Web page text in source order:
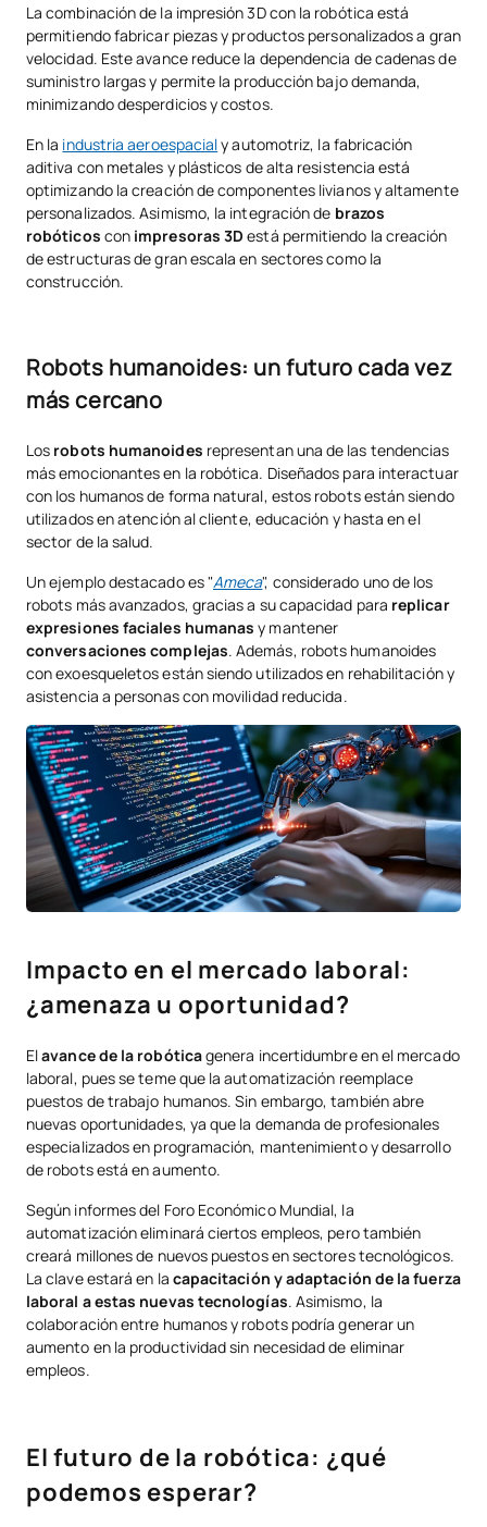
La combinación de la impresión 3D con la robótica está
permitiendo fabricar piezas y productos personalizados a gran
velocidad. Este avance reduce la dependencia de cadenas de
suministro largas y permite la producción bajo demanda,
minimizando desperdicios y costos.
En la industria aeroespacialy automotriz, la fabricación
aditiva con metales y plásticos de alta resistencia está
optimizando la creación de componentes livianos y altamente
personalizados. Asimismo, la integración de brazos
robóticos con impresoras 3D está permitiendo la creación
de estructuras de gran escala en sectores como la
construcción.
Robots humanoides: un futuro cada vez
más cercano
Los robots humanoides representan una de las tendencias
más emocionantes en la robótica. Diseñados para interactuar
con los humanos de forma natural, estos robots están siendo
utilizados en atención al cliente, educación y hasta en el
sector de la salud.
Un ejemplo destacado es "Ameca", considerado uno de los
robots más avanzados, gracias a su capacidad para replicar
expresiones faciales humanas y mantener
conversaciones complejas. Además, robots humanoides
con exoesqueletos están siendo utilizados en rehabilitación y
asistencia a personas con movilidad reducida.
Impacto en el mercado laboral:
¿amenaza u oportunidad?
Elavance de la robóticagenera incertidumbre en el mercado
laboral, pues se teme que la automatización reemplace
puestos de trabajo humanos. Sin embargo, también abre
nuevas oportunidades, ya que la demanda de profesionales
especializados en programación, mantenimiento y desarrollo
de robots está en aumento.
Según informes del Foro Económico Mundial, la
automatización eliminará ciertos empleos, pero también
creará millones de nuevos puestos en sectores tecnológicos.
La clave estará en la capacitación y adaptación de la fuerza
laboral a estas nuevas tecnologías. Asimismo, la
colaboración entre humanos y robots podría generar un
aumento en la productividad sin necesidad de eliminar
empleos.
El futuro de la robótica: ¿qué
podemos esperar?